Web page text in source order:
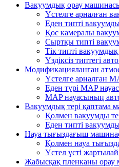
Вакуумдық орау
Үстелге арналған
Еден типті
Қос камералы
Сыртқы типті
Тік типті
Үздіксіз типтегі
Модификацияланған
Үстелге арналған
Еден түрі MAP
MAP науасының
Вакуумдық тері қаптама
Қолмен вакуумды
Еден типті
Науа тығыздағыш
Қолмен науа
Үстел үсті
Жабысқақ пленканы орау